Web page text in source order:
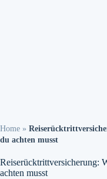
Home »
du achten musst
Reiserücktrittversicherung:
achten musst